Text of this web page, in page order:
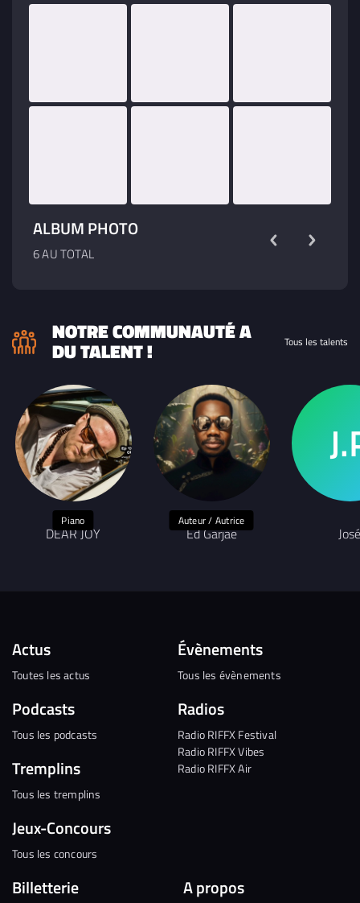
ALBUM PHOTO
6 AU TOTAL
NOTRE COMMUNAUTÉ A
DU TALENT ! Tous les talents
Piano
DEAR JOY
Auteur / Autrice
Ed Garjae José
Actus
Toutes les actus
Podcasts
Tous les podcasts
Tremplins
Tous les tremplins
Jeux-Concours
Tous les concours
Évènements
Tous les évènements
Radios
Radio RIFFX Festival
Radio RIFFX Vibes
Radio RIFFX Air
Billetterie A propos